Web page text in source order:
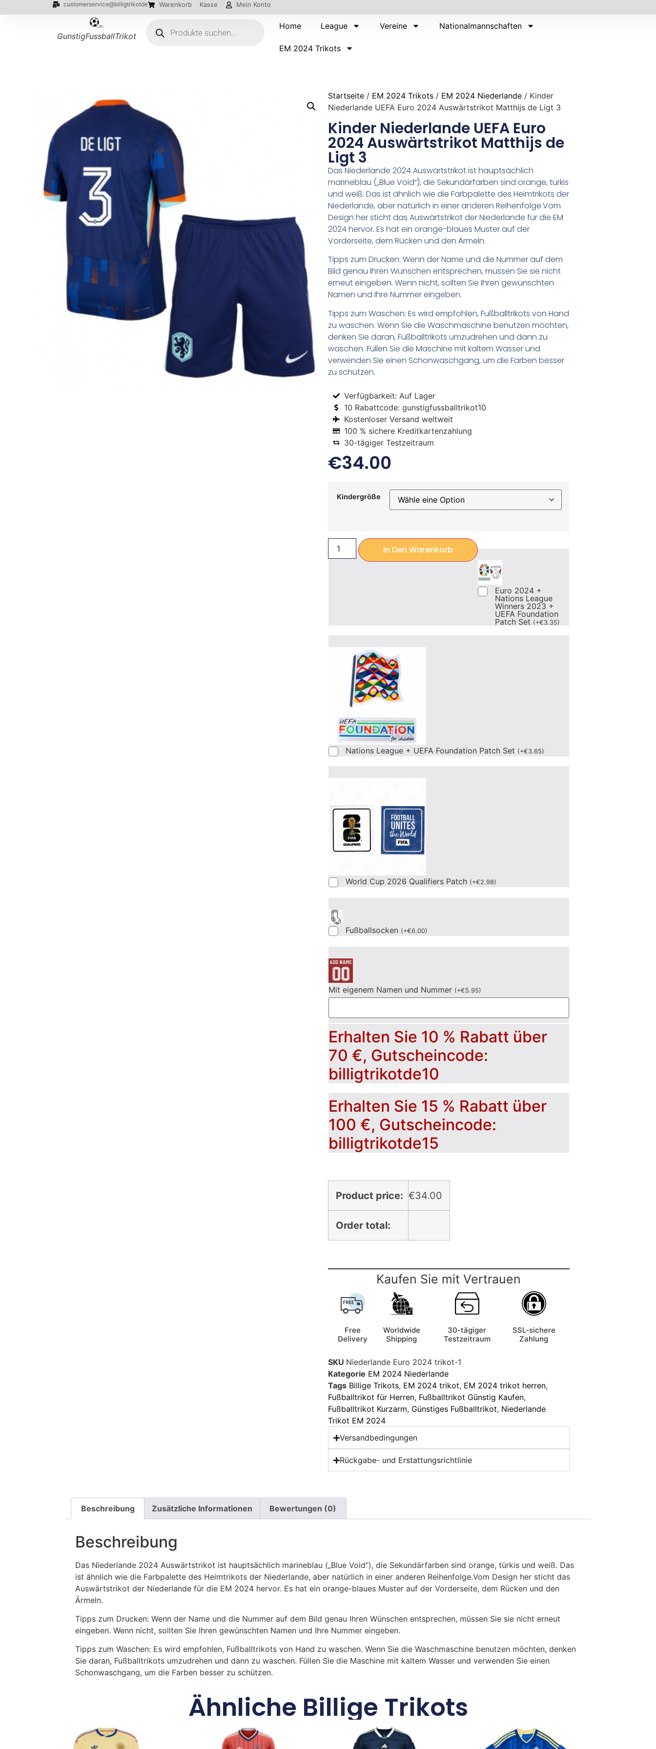
customerservice@billigtrikotde Warenkorb Kasse Mein Konto
GunstigFussballTrikot
Home League Vereine Nationalmannschaften
EM 2024 Trikots
Startseite / EM 2024 Trikots / EM 2024 Niederlande / Kinder
Niederlande UEFA Euro 2024 Auswärtstrikot Matthijs de Ligt 3
Kinder Niederlande UEFA Euro
2024 Auswärtstrikot Matthijs de
Ligt 3
Das Niederlande 2024 Auswärtstrikot ist hauptsächlich
marineblau („Blue Void“), die Sekundärfarben sind orange, türkis
und weiß. Das ist ähnlich wie die Farbpalette des Heimtrikots der
Niederlande, aber natürlich in einer anderen Reihenfolge.Vom
Design her sticht das Auswärtstrikot der Niederlande für die EM
2024 hervor. Es hat ein orange-blaues Muster auf der
Vorderseite, dem Rücken und den Ärmeln.
Tipps zum Drucken: Wenn der Name und die Nummer auf dem
Bild genau Ihren Wünschen entsprechen, müssen Sie sie nicht
erneut eingeben. Wenn nicht, sollten Sie Ihren gewünschten
Namen und Ihre Nummer eingeben.
Tipps zum Waschen: Es wird empfohlen, Fußballtrikots von Hand
zu waschen. Wenn Sie die Waschmaschine benutzen möchten,
denken Sie daran, Fußballtrikots umzudrehen und dann zu
waschen. Füllen Sie die Maschine mit kaltem Wasser und
verwenden Sie einen Schonwaschgang, um die Farben besser
zu schützen.
Verfügbarkeit: Auf Lager
10 Rabattcode: gunstigfussballtrikot10
Kostenloser Versand weltweit
100 % sichere Kreditkartenzahlung
30-tägiger Testzeitraum
€34.00
Kindergröße
In Den Warenkorb
Euro 2024 +
Nations League
Winners 2023 +
UEFA Foundation
Patch Set (+€3.35)
Nations League + UEFA Foundation Patch Set (+€3.65)
World Cup 2026 Qualifiers Patch (+€2.98)
Fußballsocken (+€6.00)
Mit eigenem Namen und Nummer (+€5.95)
Erhalten Sie 10 % Rabatt über
70 €, Gutscheincode:
billigtrikotde10
Erhalten Sie 15 % Rabatt über
100 €, Gutscheincode:
billigtrikotde15
Product price: €34.00
Order total:
Kaufen Sie mit Vertrauen
Free
Delivery
Worldwide
Shipping
30-tägiger
Testzeitraum
SSL-sichere
Zahlung
SKU Niederlande Euro 2024 trikot-1
Kategorie EM 2024 Niederlande
Tags Billige Trikots, EM 2024 trikot, EM 2024 trikot herren,
Fußballtrikot für Herren, Fußballtrikot Günstig Kaufen,
Fußballtrikot Kurzarm, Günstiges Fußballtrikot, Niederlande
Trikot EM 2024
Versandbedingungen
Rückgabe- und Erstattungsrichtlinie
Beschreibung Zusätzliche Informationen Bewertungen (0)
Beschreibung
Das Niederlande 2024 Auswärtstrikot ist hauptsächlich marineblau („Blue Void“), die Sekundärfarben sind orange, türkis und weiß. Das
ist ähnlich wie die Farbpalette des Heimtrikots der Niederlande, aber natürlich in einer anderen Reihenfolge.Vom Design her sticht das
Auswärtstrikot der Niederlande für die EM 2024 hervor. Es hat ein orange-blaues Muster auf der Vorderseite, dem Rücken und den
Ärmeln.
Tipps zum Drucken: Wenn der Name und die Nummer auf dem Bild genau Ihren Wünschen entsprechen, müssen Sie sie nicht erneut
eingeben. Wenn nicht, sollten Sie Ihren gewünschten Namen und Ihre Nummer eingeben.
Tipps zum Waschen: Es wird empfohlen, Fußballtrikots von Hand zu waschen. Wenn Sie die Waschmaschine benutzen möchten, denken
Sie daran, Fußballtrikots umzudrehen und dann zu waschen. Füllen Sie die Maschine mit kaltem Wasser und verwenden Sie einen
Schonwaschgang, um die Farben besser zu schützen.
Ähnliche Billige Trikots